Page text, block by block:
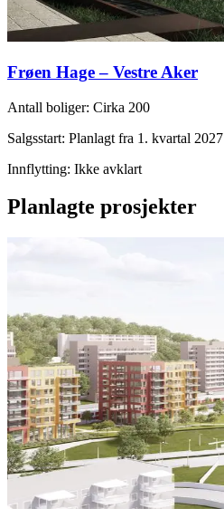
Frøen Hage – Vestre Aker
Antall boliger: Cirka 200
Salgsstart: Planlagt fra 1. kvartal 2027
Innflytting: Ikke avklart
Planlagte prosjekter